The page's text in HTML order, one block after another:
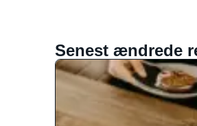
Senest ændrede